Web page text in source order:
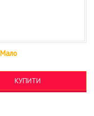
Мало
КУПИТИ